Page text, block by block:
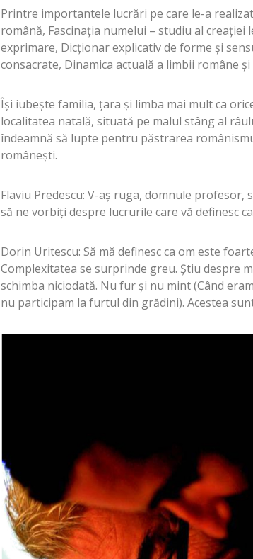
Printre importantele lucrări pe care le-a
română, Fascinaţia numelui – studiu al creaţiei
exprimare, Dicţionar explicativ de forme şi
consacrate, Dinamica actuală a limbii române şi
Îşi iubeşte familia, ţara şi limba mai mult ca
localitatea natală, situată pe malul stâng al
îndeamnă să lupte pentru păstrarea
româneşti.
Flaviu Predescu: V-aş ruga, domnule
să ne vorbiţi despre lucrurile care vă definesc
Dorin Uritescu: Să mă definesc ca om este
Complexitatea se surprinde greu. Ştiu despre
schimba niciodată. Nu fur şi nu mint (Când
nu participam la furtul din grădini). Acestea